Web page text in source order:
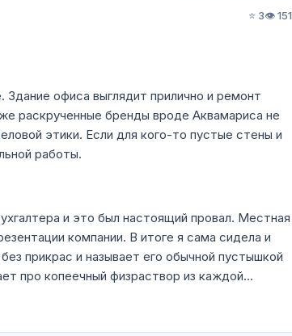
⭐ 3👁️ 151
офиса выглядит прилично и ремонт
раскрученные бренды вроде Аквамариса не
этики. Если для кого-то пустые стены и
работы.
и это был настоящий провал. Местная
компании. В итоге я сама сидела и
прикрас и называет его обычной пустышкой
про копеечный физраствор из каждой...